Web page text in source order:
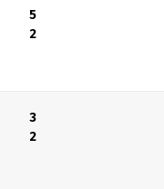
5
2
3
2